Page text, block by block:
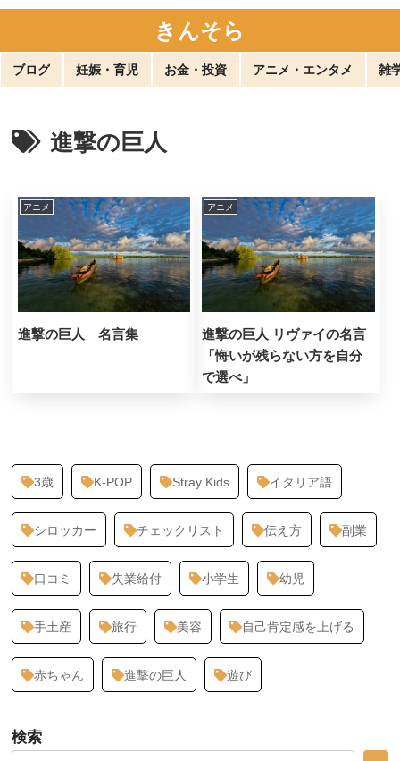
きんそら
ブログ 妊娠・育児 お金・投資 アニメ・エンタメ 雑
進撃の巨人
アニメ
進撃の巨人 名言集
アニメ
進撃の巨人 リヴァイの名言
「悔いが残らない方を自分
で選べ」
3歳 K-POP Stray Kids イタリア語
シロッカー チェックリスト 伝え方 副業
口コミ 失業給付 小学生 幼児
手土産 旅行 美容 自己肯定感を上げる
赤ちゃん 進撃の巨人 遊び
検索